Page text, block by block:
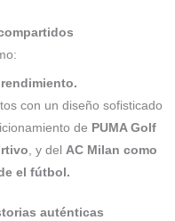
con un diseño sofisticado
de PUMA Golf
, y del AC Milan como
el fútbol.
auténticas